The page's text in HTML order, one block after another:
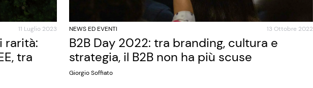
11 Luglio 2023
rarità:
tra
NEWS ED EVENTI 13 Ottobre 2022
B2B Day 2022: tra branding, cultura e
strategia, il B2B non ha più scuse
Giorgio Soffiato